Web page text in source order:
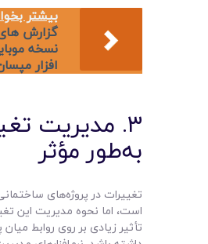
بیشتر
گزارش
نسخه
افزار
۳. مدیریت
به‌طور مؤثر
تغییرات در پروژه‌های
است، اما نحوه مدیریت این
تأثیر زیادی بر روی روابط میان